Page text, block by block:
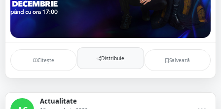
Citește Distribuie Salvează
Actualitate